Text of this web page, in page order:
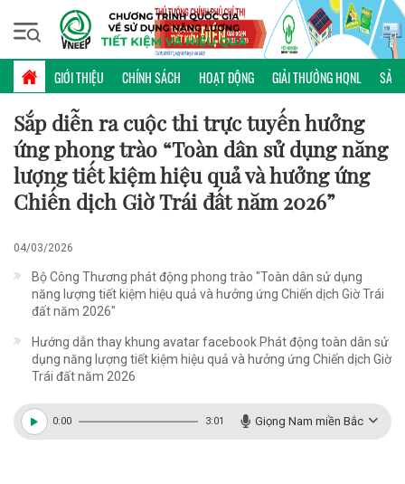
GIỚI THIỆU CHÍNH SÁCH HOẠT ĐỘNG GIẢI THƯỞNG HQNL SẢN
Thứ bảy, 08/08/2026 | 21:39 GMT+7
60+
Sắp diễn ra cuộc thi trực tuyến hưởng
ứng phong trào “Toàn dân sử dụng năng
lượng tiết kiệm hiệu quả và hưởng ứng
Chiến dịch Giờ Trái đất năm 2026”
04/03/2026
Bộ Công Thương phát động phong trào "Toàn dân sử dụng
năng lượng tiết kiệm hiệu quả và hưởng ứng Chiến dịch Giờ Trái
đất năm 2026"
Hướng dẫn thay khung avatar facebook Phát động toàn dân sử
dụng năng lượng tiết kiệm hiệu quả và hưởng ứng Chiến dịch Giờ
Trái đất năm 2026
0:00 3:01 Giọng Nam miền Bắc